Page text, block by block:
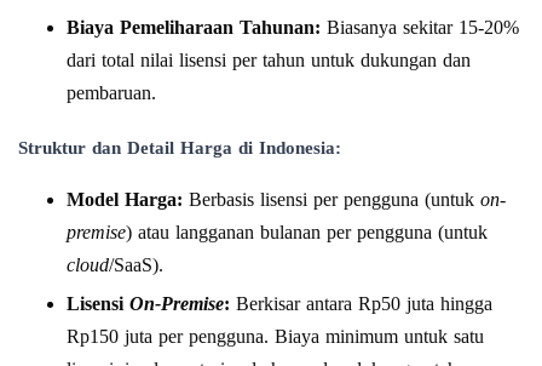
Biaya Pemeliharaan Tahunan: Biasanya sekitar 15-20%
dari total nilai lisensi per tahun untuk dukungan dan
pembaruan.
Struktur dan Detail Harga di Indonesia:
Model Harga: Berbasis lisensi per pengguna (untuk on-
premise) atau langganan bulanan per pengguna (untuk
cloud/SaaS).
Lisensi On-Premise: Berkisar antara Rp50 juta hingga
Rp150 juta per pengguna. Biaya minimum untuk satu